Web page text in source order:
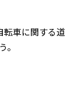
転車に関する道